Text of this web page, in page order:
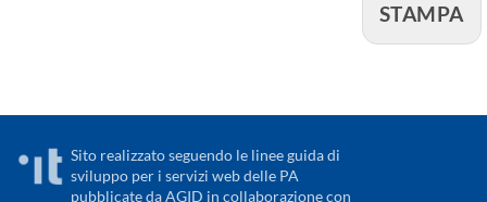
STAMPA
Sito realizzato seguendo le linee guida di
sviluppo per i servizi web delle PA
pubblicate da AGID in collaborazione con